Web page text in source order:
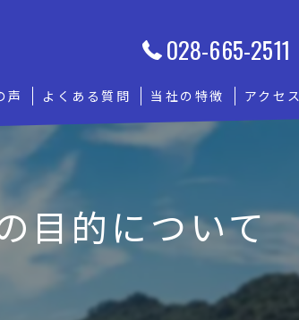
028-665-2511
声 よくある質問 当社の特徴
貸切
観光
アクセス
目的について